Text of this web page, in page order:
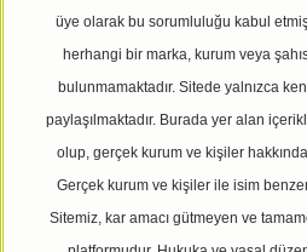
üye olarak bu sorumluluğu kabul
herhangi bir marka, kurum veya
bulunmamaktadır. Sitede yalnızca
paylaşılmaktadır. Burada yer alan
olup, gerçek kurum ve kişiler
Gerçek kurum ve kişiler ile isim
Sitemiz, kar amacı gütmeyen ve